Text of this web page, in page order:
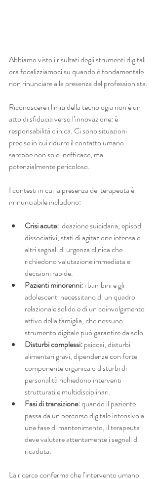
Abbiamo visto i risultati degli strumenti digitali:
ora focalizziamoci su quando è fondamentale
non rinunciare alla presenza del professionista.
Riconoscere i limiti della tecnologia non è un
atto di sfiducia verso l’innovazione: è
responsabilità clinica. Ci sono situazioni
precise in cui ridurre il contatto umano
sarebbe non solo inefficace, ma
potenzialmente pericoloso.
I contesti in cui la presenza del terapeuta è
irrinunciabile includono:
Crisi acute: ideazione suicidaria, episodi
dissociativi, stati di agitazione intensa o
altri segnali di urgenza clinica che
richiedono valutazione immediata e
decisioni rapide.
Pazienti minorenni: i bambini e gli
adolescenti necessitano di un quadro
relazionale solido e di un coinvolgimento
attivo della famiglia, che nessuno
strumento digitale può garantire da solo.
Disturbi complessi: psicosi, disturbi
alimentari gravi, dipendenze con forte
componente organica o disturbi di
personalità richiedono interventi
strutturati e multidisciplinari.
Fasi di transizione: quando il paziente
passa da un percorso digitale intensivo a
una fase di mantenimento, il terapeuta
deve valutare attentamente i segnali di
ricaduta.
La ricerca conferma che l’intervento umano